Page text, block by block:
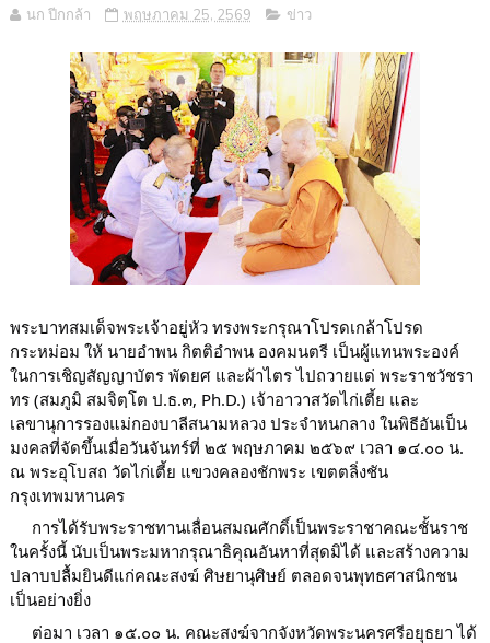
นก ปีกกล้า พฤษภาคม 25, 2569 ข่าว
พระบาทสมเด็จพระเจ้าอยู่หัว ทรงพระกรุณาโปรดเกล้าโปรด
กระหม่อม ให้ นายอำพน กิตติอำพน องคมนตรี เป็นผู้แทนพระองค์
ในการเชิญสัญญาบัตร พัดยศ และผ้าไตร ไปถวายแด่ พระราชวัชรา
ทร (สมภูมิ สมจิตฺโต ป.ธ.๓, Ph.D.) เจ้าอาวาสวัดไก่เตี้ย และ
เลขานุการรองแม่กองบาลีสนามหลวง ประจำหนกลาง ในพิธีอันเป็น
มงคลที่จัดขึ้นเมื่อวันจันทร์ที่ ๒๕ พฤษภาคม ๒๕๖๙ เวลา ๑๔.๐๐ น.
ณ พระอุโบสถ วัดไก่เตี้ย แขวงคลองชักพระ เขตตลิ่งชัน
กรุงเทพมหานคร
ในครั้งนี้ นับเป็นพระมหากรุณาธิคุณอันหาที่สุดมิได้ และสร้างความ
ปลาบปลื้มยินดีแก่คณะสงฆ์ ศิษยานุศิษย์ ตลอดจนพุทธศาสนิกชน
เป็นอย่างยิ่ง